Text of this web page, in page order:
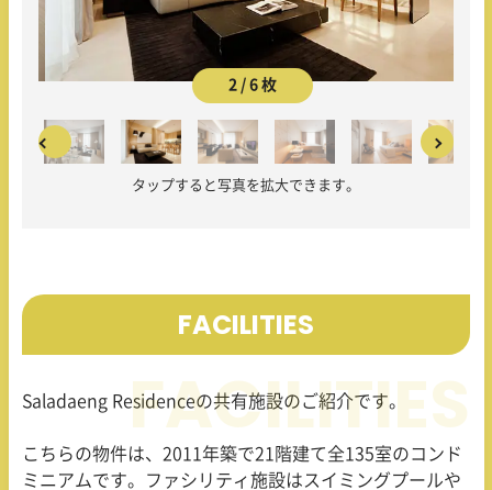
2 / 6 枚
タップすると写真を拡大できます。
FACILITIES
Saladaeng Residenceの共有施設のご紹介です。
こちらの物件は、 2011 年築で21 階建て全135室のコンド
ミニアムです。ファシリティ施設はスイミングプールや